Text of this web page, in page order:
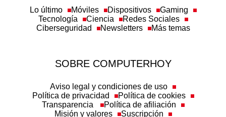
Lo último Móviles Dispositivos
Gaming
Tecnología
Ciencia
Redes Sociales
Ciberseguridad
Newsletters Más temas
SOBRE COMPUTERHOY
Aviso legal y condiciones de uso
Política de privacidad
Política de cookies
Transparencia
Política de afiliación
Misión y valores
Suscripción